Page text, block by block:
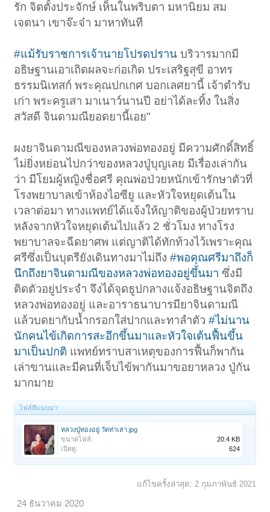
รัก จิตตั้งประจักษ์ เห็นในพริบตา มหานิยม สม
เจตนา เขาจ๊ะจ๋า มาหาทันที
#แม้รับราชการเจ้านายโปรดปราน บริวารมากมี
อธิษฐานเอาเถิดผลจะก่อเกิด ประเสริฐสุขี อาทร
ธรรมนิเทสก์ พระคุณปกเกศ บอกเลศยานี้ เจ้าตำรับ
เก่า พระครูเสา มาเนาว์นานปี อย่าได้ละทิ้ง ในสิ่ง
สวัสดี จินดามณียอดยานี้เอย"
ผงยาจินดามณีของหลวงพ่อทองอยู่ มีความศักดิ์สิทธิ์
ไม่ยิ่งหย่อนไปกว่าของหลวงปู่บุญเลย มีเรื่องเล่ากัน
ว่า มีโยมผู้หญิงชื่อศรี คุณพ่อป่วยหนักเข้ารักษาตัวที่
โรงพยาบาลเข้าห้องไอซียู และหัวใจหยุดเต้นใน
เวลาต่อมา ทางแพทย์ได้แจ้งให้ญาติของผู้ป่วยทราบ
หลังจากหัวใจหยุดเต้นไปแล้ว 2 ชั่วโมง ทางโรง
พยาบาลจะฉีดยาศพ แต่ญาติได้ทักท้วงไว้เพราะคุณ
ศรีซึ่งเป็นบุตรียังเดินทางมาไม่ถึง#พอคุณศรีมาถึงก็
นึกถึงยาจินดามณีของหลวงพ่อทองอยู่ขึ้นมา ซึ่งมี
ติดตัวอยู่ประจำ จึงได้จุดธูปกลางแจ้งอธิษฐานจิตถึง
หลวงพ่อทองอยู่ และอาราธนาบารมียาจินดามณี
แล้วบดยากับน้ำกรอกใส่ปากและทาลำตัว#ไม่นาน
นักคนไข้เกิดการสะอึกขึ้นมาและหัวใจเต้นฟื้นขึ้น
มาเป็นปกติ แพทย์ทราบสาเหตุของการฟื้นก็พากัน
เล่าขานและมีคนที่เจ็บไข้พากันมาขอยาหลวง ปู่กัน
มากมาย
ไฟล์ที่แนบมา:
หลวงปู่ทองอยู่ วัดท่าเสา.jpg
ขนาดไฟล์:
20.4 KB
เปิดดู:
624
แก้ไขครั้งล่าสุด: 2 กุมภาพันธ์ 2021
24 ธันวาคม 2020